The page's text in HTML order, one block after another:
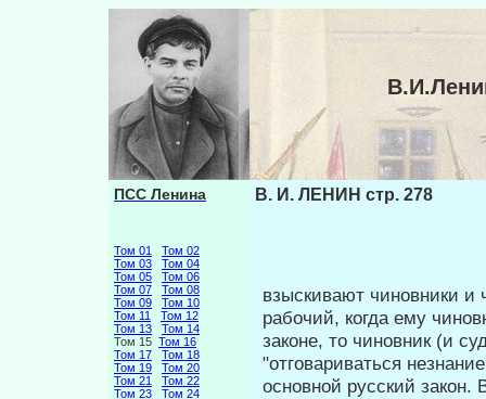
ПСС Ленина
Том 01
Том 02
Том 03
Том 04
Том 05
Том 06
Том 07
Том 08
Том 09
Том 10
Том 11
Том 12
Том 13
Том 14
Том 15 Том 16
Том 17
Том 18
Том 19
Том 20
Том 21
Том 22
Том 23
Том 24
В. И. ЛЕНИН стр. 278
взыскивают чиновники и
рабочий, ко­гда ему
законе, то чиновник (и
"отговариваться
основной русский